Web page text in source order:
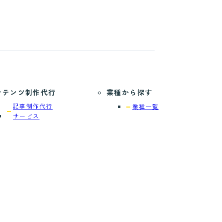
テンツ制作代行
記事制作代行
サービス
業種から探す
業種一覧